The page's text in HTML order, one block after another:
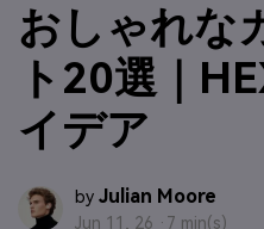
おしゃれな
ト20選｜
イデア
by Julian Moore
Jun 11, 26 · 7 min(s)